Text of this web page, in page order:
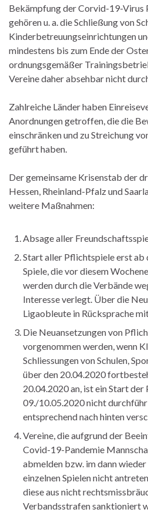
Bekämpfung der Corvid-19-Virus
gehören u. a. die Schließung von
Kinderbetreuungseinrichtungen
mindestens bis zum Ende der
ordnungsgemäßer
Vereine daher absehbar nicht
Zahlreiche Länder haben
Anordnungen getroffen, die die
einschränken und zu Streichung
geführt haben.
Der gemeinsame Krisenstab der
Hessen, Rheinland-Pfalz und
weitere Maßnahmen:
Absage aller
Start aller Pflichtspiele erst ab
Spiele, die vor diesem
werden durch die Verbände
Interesse verlegt. Über die
Ligaobleute in Rücksprache
Die Neuansetzungen von
vorgenommen werden, wenn
Schliessungen von Schulen,
über den 20.04.2020
20.04.2020 an, ist ein Start
09./10.05.2020 nicht
entsprechend nach hinten
Vereine, die aufgrund der
Covid-19-Pandemie
abmelden bzw. im dann
einzelnen Spielen nicht
diese aus nicht
Verbandsstrafen sanktioniert